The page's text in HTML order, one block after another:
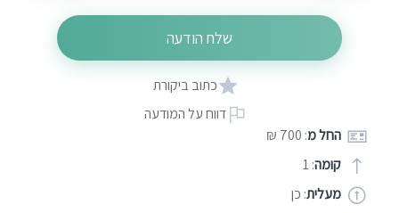
החל מ: 700 ₪
קומה: 1
מעלית: כן
שלח הודעה
כתוב ביקורת
דווח על המודעה